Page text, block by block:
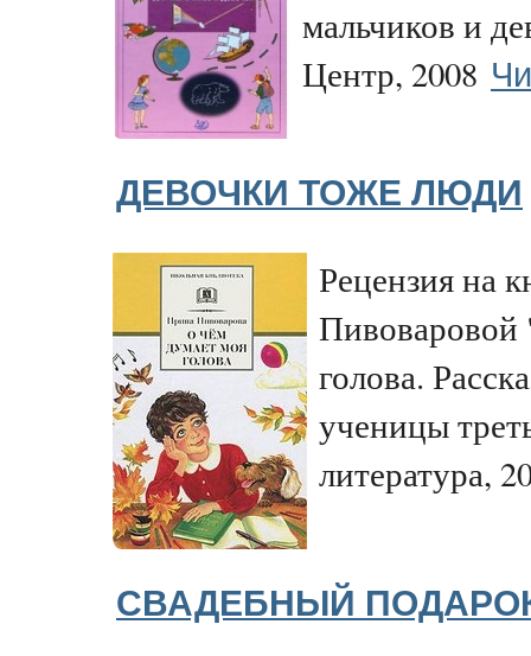
мальчиков и
Центр, 2008
ДЕВОЧКИ ТОЖЕ ЛЮДИ
Рецензия на
Пивоваровой
голова.
ученицы
литература,
СВАДЕБНЫЙ